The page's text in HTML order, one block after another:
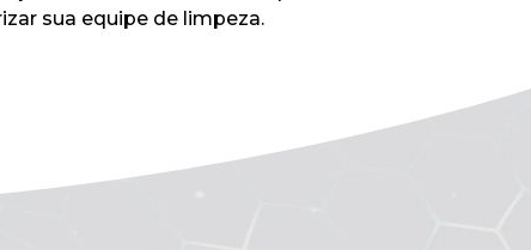
sua equipe de limpeza.